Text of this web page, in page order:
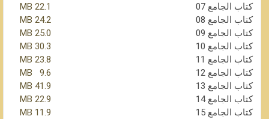
كتاب الجامع 07
22.1 MB
كتاب الجامع 08
24.2 MB
كتاب الجامع 09
25.0 MB
كتاب الجامع 10
30.3 MB
كتاب الجامع 11
23.8 MB
كتاب الجامع 12
9.6 MB
كتاب الجامع 13
41.9 MB
كتاب الجامع 14
22.9 MB
كتاب الجامع 15
11.9 MB